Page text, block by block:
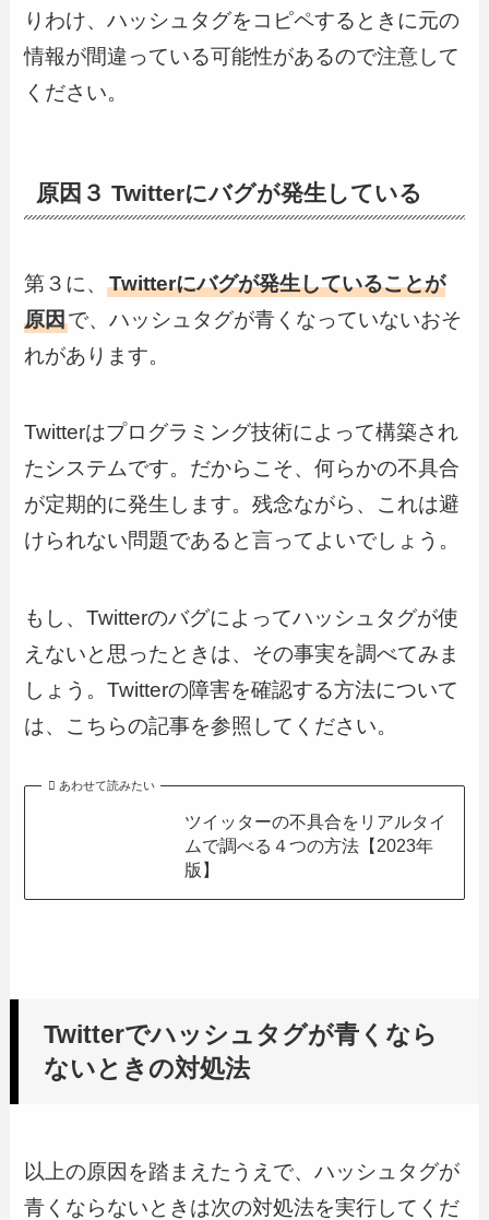
りわけ、ハッシュタグをコピペするときに元の
情報が間違っている可能性があるので注意して
ください。
原因３ Twitterにバグが発生している
第３に、Twitterにバグが発生していることが
原因で、ハッシュタグが青くなっていないおそ
れがあります。
Twitterはプログラミング技術によって構築され
たシステムです。だからこそ、何らかの不具合
が定期的に発生します。残念ながら、これは避
けられない問題であると言ってよいでしょう。
もし、Twitterのバグによってハッシュタグが使
えないと思ったときは、その事実を調べてみま
しょう。Twitterの障害を確認する方法について
は、こちらの記事を参照してください。
あわせて読みたい
ツイッターの不具合をリアルタイ
ムで調べる４つの方法【2023年
版】
Twitterでハッシュタグが青くなら
ないときの対処法
以上の原因を踏まえたうえで、ハッシュタグが
青くならないときは次の対処法を実行してくだ